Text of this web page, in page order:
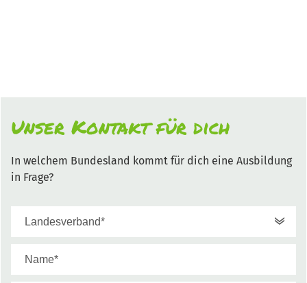
Unser Kontakt für dich
In welchem Bundesland kommt für dich eine Ausbildung
in Frage?